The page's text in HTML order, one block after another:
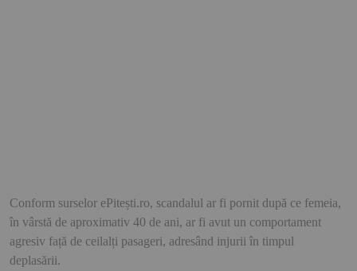
Conform surselor ePitești.ro, scandalul ar fi pornit după ce femeia,
în vârstă de aproximativ 40 de ani, ar fi avut un comportament
agresiv față de ceilalți pasageri, adresând injurii în timpul
deplasării.